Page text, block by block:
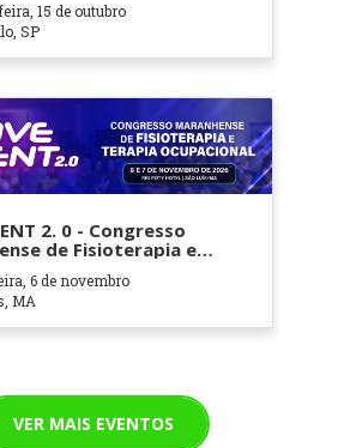
15 de outubro
SP
2. 0 - Congresso
de Fisioterapia e
6 de novembro
MA
VER MAIS EVENTOS